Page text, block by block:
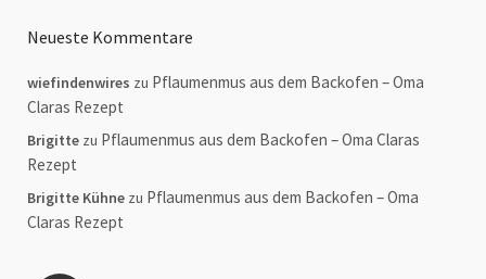
Neueste Kommentare
wiefindenwires zu Pflaumenmus aus dem Backofen – Oma
Claras Rezept
Brigitte zu Pflaumenmus aus dem Backofen – Oma Claras
Rezept
Brigitte Kühne zu Pflaumenmus aus dem Backofen – Oma
Claras Rezept